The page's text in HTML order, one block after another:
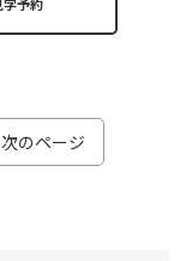
次のページ